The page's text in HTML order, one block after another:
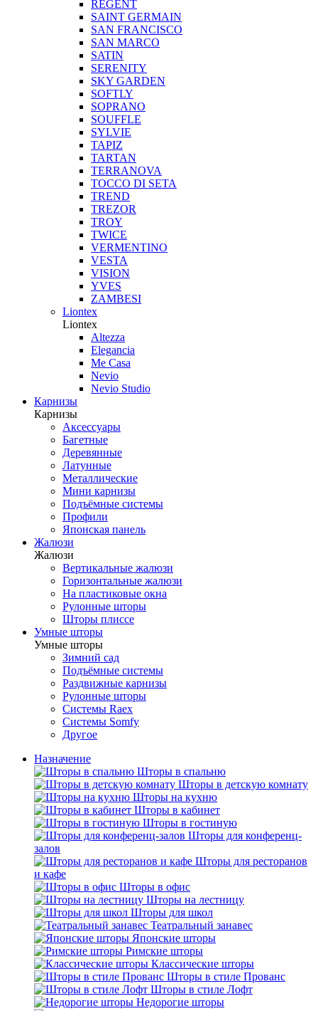
REGENT
SAINT GERMAIN
SAN FRANCISCO
SAN MARCO
SATIN
SERENITY
SKY GARDEN
SOFTLY
SOPRANO
SOUFFLE
SYLVIE
TAPIZ
TARTAN
TERRANOVA
TOCCO DI SETA
TREND
TREZOR
TROY
TWICE
VERMENTINO
VESTA
VISION
YVES
ZAMBESI
Liontex
Liontex
Altezza
Elegancia
Me Casa
Nevio
Nevio Studio
Карнизы
Карнизы
Аксессуары
Багетные
Деревянные
Латунные
Металлические
Мини карнизы
Подъёмные системы
Профили
Японская панель
Жалюзи
Жалюзи
Вертикальные жалюзи
Горизонтальные жалюзи
На пластиковые окна
Рулонные шторы
Шторы плиссе
Умные шторы
Умные шторы
Зимний сад
Подъёмные системы
Раздвижные карнизы
Рулонные шторы
Системы Raex
Системы Somfy
Другое
Назначение
Шторы в спальню
Шторы в детскую комнату
Шторы на кухню
Шторы в кабинет
Шторы в гостиную
Шторы для конференц-
залов
Шторы для ресторанов
и кафе
Шторы в офис
Шторы на лестницу
Шторы для школ
Театральный занавес
Японские шторы
Римские шторы
Классические шторы
Шторы в стиле Прованс
Шторы в стиле Лофт
Недорогие шторы